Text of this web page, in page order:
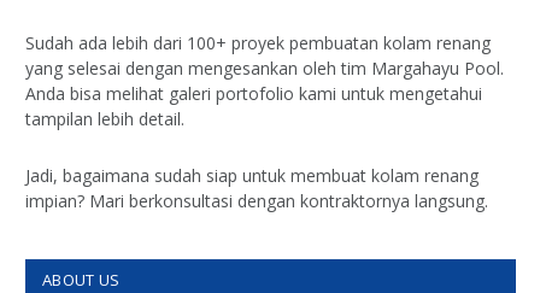
Sudah ada lebih dari 100+ proyek pembuatan kolam renang
yang selesai dengan mengesankan oleh tim Margahayu Pool.
Anda bisa melihat galeri portofolio kami untuk mengetahui
tampilan lebih detail.
Jadi, bagaimana sudah siap untuk membuat kolam renang
impian? Mari berkonsultasi dengan kontraktornya langsung.
ABOUT US